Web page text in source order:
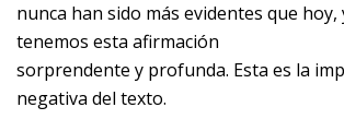
nunca han sido más evidentes que
tenemos esta afirmación
sorprendente y profunda. Esta es la
negativa del texto.